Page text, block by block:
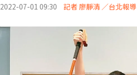
2022-07-01 09:30 記者 廖靜清 ／台北報導